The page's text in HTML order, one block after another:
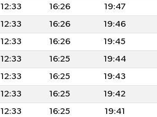
12:33 16:26 19:47
12:33 16:26 19:46
12:33 16:26 19:45
12:33 16:25 19:44
12:33 16:25 19:43
12:33 16:25 19:42
12:33 16:25 19:41